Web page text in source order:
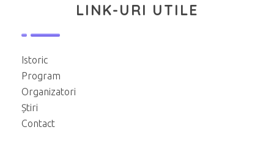
LINK-URI UTILE
Istoric
Program
Organizatori
Știri
Contact